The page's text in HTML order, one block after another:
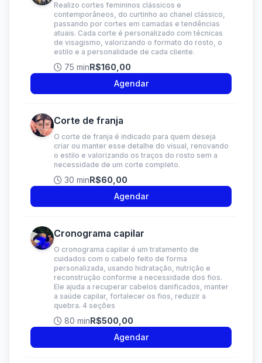
Realizo cortes femininos clássicos e
contemporâneos, do curtinho ao chanel clássico,
passando por cortes em camadas e tendências
atuais. Cada corte é personalizado com técnicas
de visagismo, valorizando o formato do rosto, o
estilo e a personalidade de cada cliente.
75 minR$160,00
Agendar
Corte de franja
O corte de franja é indicado para quem deseja
criar ou manter esse detalhe do visual, renovando
o estilo e valorizando os traços do rosto sem a
necessidade de um corte completo.
30 minR$60,00
Agendar
Cronograma capilar
O cronograma capilar é um tratamento de
cuidados com o cabelo feito de forma
personalizada, usando hidratação, nutrição e
reconstrução conforme a necessidade dos fios.
Ele ajuda a recuperar cabelos danificados, manter
a saúde capilar, fortalecer os fios, reduzir a
quebra. 4 seções
80 minR$500,00
Agendar